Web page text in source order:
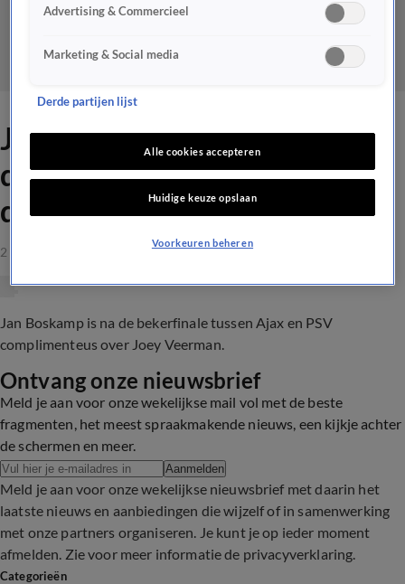
Jan onder de indruk: 'Hij was
de beste man van het veld in
de bekerfinale'
2 mei 2023, 12:16
Jan Boskamp is na de bekerfinale tussen Ajax en PSV
complimenteus over Joey Veerman.
Ontvang onze nieuwsbrief
Meld je aan voor onze wekelijkse mail vol met de beste
fragmenten, het meest spraakmakende nieuws, een kijkje achter
de schermen en meer.
Aanmelden
Meld je aan voor onze wekelijkse nieuwsbrief met daarin het
laatste nieuws en aanbiedingen die wijzelf of in samenwerking
met onze partners organiseren. Je kunt je op ieder moment
afmelden. Zie voor meer informatie de privacyverklaring.
Categorieën
Advertising & Commercieel
Marketing & Social media
Derde partijen lijst
Alle cookies accepteren
Huidige keuze opslaan
Voorkeuren beheren